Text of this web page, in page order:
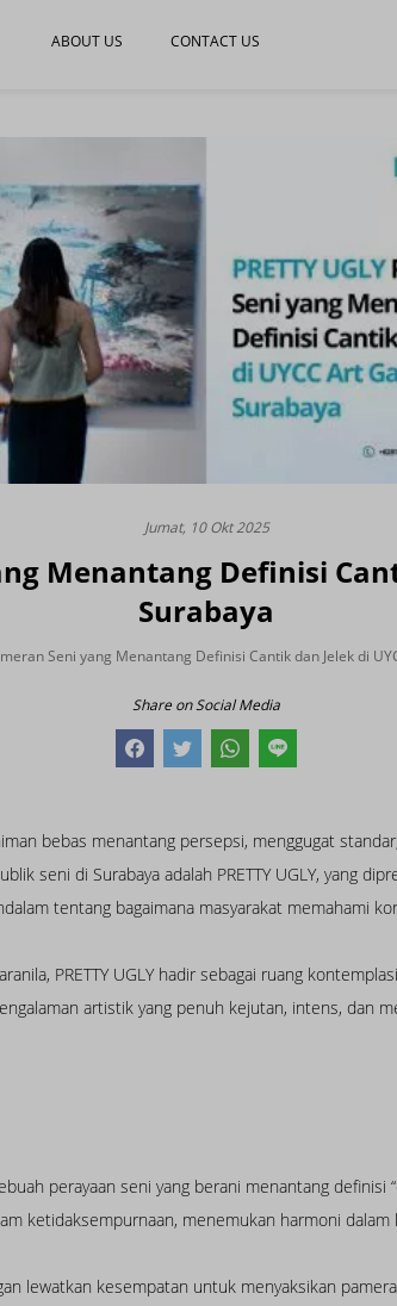
ABOUT US CONTACT US
Jumat, 10 Okt 2025
Menantang Definisi
Surabaya
Seni yang Menantang Definisi Cantik dan Jelek di
Share on Social Media
bebas menantang persepsi, menggugat
seni di Surabaya adalah PRETTY UGLY, yang
tentang bagaimana masyarakat memahami
PRETTY UGLY hadir sebagai ruang
artistik yang penuh kejutan, intens, dan
perayaan seni yang berani menantang
ketidaksempurnaan, menemukan harmoni
lewatkan kesempatan untuk menyaksikan